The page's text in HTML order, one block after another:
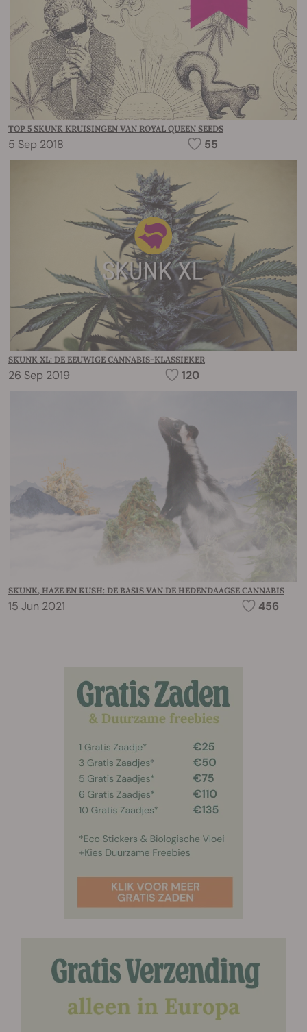
TOP 5 SKUNK KRUISINGEN VAN ROYAL QUEEN SEEDS
5 Sep 2018 55
SKUNK XL: DE EEUWIGE CANNABIS-KLASSIEKER
26 Sep 2019 120
SKUNK, HAZE EN KUSH: DE BASIS VAN DE HEDENDAAGSE CANNABIS
15 Jun 2021 456